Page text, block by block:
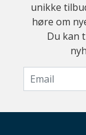
unikke
høre om
Du kan